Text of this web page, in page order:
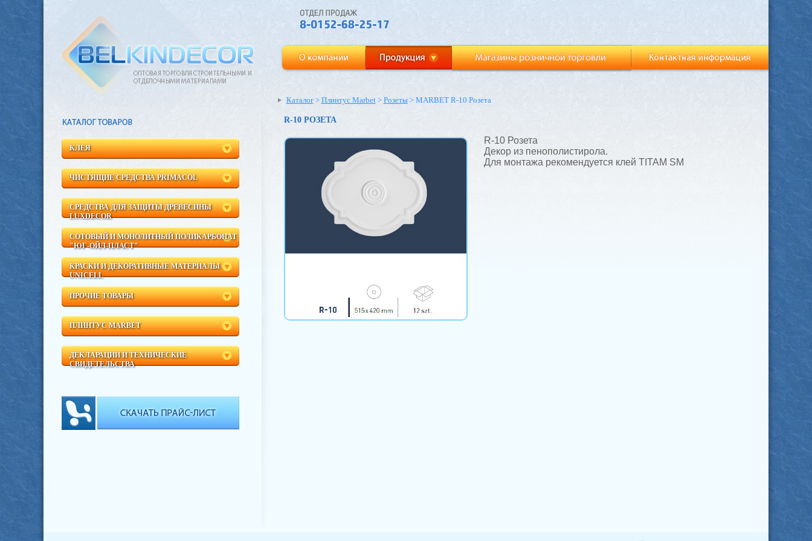
КЛЕЯ
ЧИСТЯЩИЕ СРЕДСТВА PRIMACOL
СРЕДСТВА ДЛЯ ЗАЩИТЫ ДРЕВЕСИНЫ
LUXDECOR
СОТОВЫЙ И МОНОЛИТНЫЙ ПОЛИКАРБОНАТ
"ЮГ-ОЙЛ-ПЛАСТ"
КРАСКИ И ДЕКОРАТИВНЫЕ МАТЕРИАЛЫ
UNICELL
ПРОЧИЕ ТОВАРЫ
ПЛИНТУС MARBET
ДЕКЛАРАЦИИ И ТЕХНИЧЕСКИЕ
СВИДЕТЕЛЬСТВА
Каталог> Плинтус Marbet> Розеты> MARBET R-10 Розета
R-10 РОЗЕТА
R-10 Розета
Декор из пенополистирола.
Для монтажа рекомендуется клей TITAM SM